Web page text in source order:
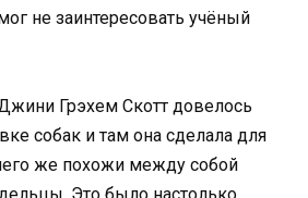
не заинтересовать учёный
Грэхем Скотт довелось
собак и там она сделала для
же похожи между собой